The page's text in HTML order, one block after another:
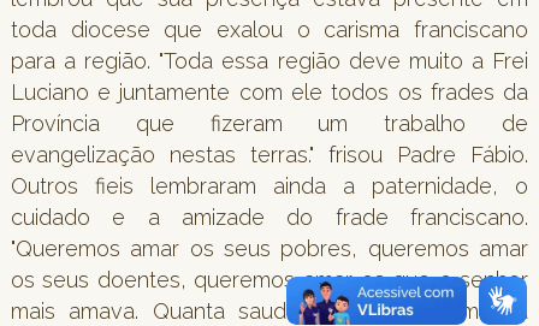
toda diocese que exalou o carisma franciscano
para a região. "Toda essa região deve muito a Frei
Luciano e juntamente com ele todos os frades da
Província que fizeram um trabalho de
evangelização nestas terras." frisou Padre Fábio.
Outros fieis lembraram ainda a paternidade, o
cuidado e a amizade do frade franciscano.
"Queremos amar os seus pobres, queremos amar
os seus doentes, queremos amar os que o senhor
mais amava. Quanta saudade! Mas queremos a